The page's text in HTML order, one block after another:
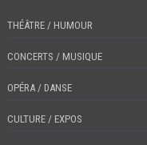
THÉÂTRE / HUMOUR
CONCERTS / MUSIQUE
OPÉRA / DANSE
CULTURE / EXPOS